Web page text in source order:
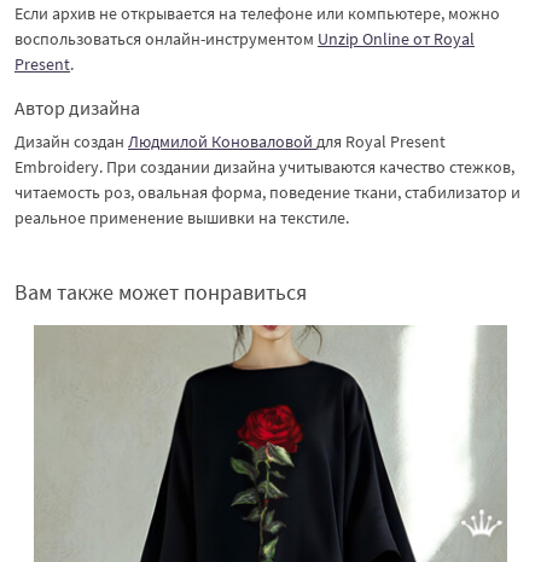
Если архив не открывается на телефоне или компьютере, можно
воспользоваться онлайн-инструментом Unzip Online от Royal
Present.
Автор дизайна
Дизайн создан Людмилой Коноваловой для Royal Present
Embroidery. При создании дизайна учитываются качество стежков,
читаемость роз, овальная форма, поведение ткани, стабилизатор и
реальное применение вышивки на текстиле.
Вам также может понравиться